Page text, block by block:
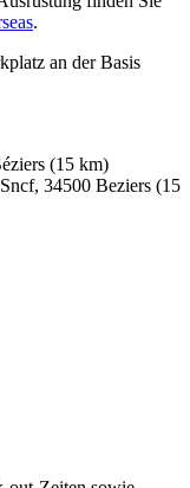
.
an der Basis
(15 km)
34500 Beziers (15